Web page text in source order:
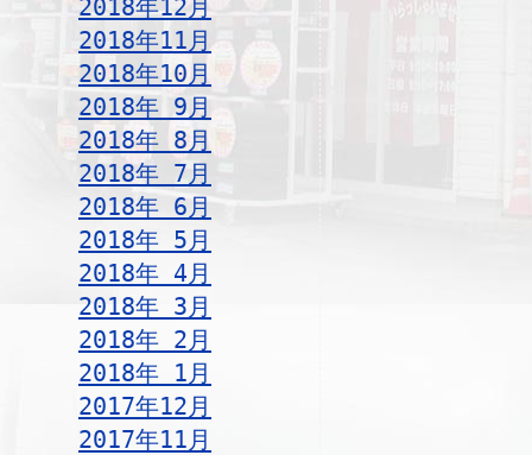
2018年12月
2018年11月
2018年10月
2018年 9月
2018年 8月
2018年 7月
2018年 6月
2018年 5月
2018年 4月
2018年 3月
2018年 2月
2018年 1月
2017年12月
2017年11月